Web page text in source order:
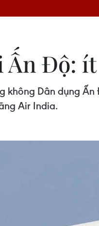
Ấn Độ:
không Dân dụng
Air India.